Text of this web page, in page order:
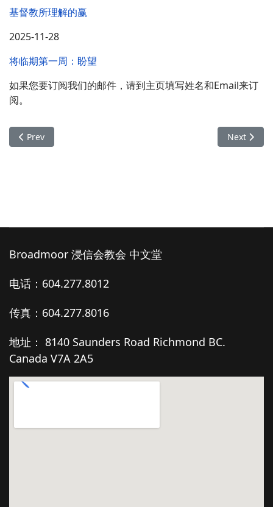
基督教所理解的赢
2025-11-28
将临期第一周：盼望
如果您要订阅我们的邮件，请到主页填写姓名和Email来订
阅。
Previous article: 12月份邮件列表
Prev Next
Next
Broadmoor 浸信会教会 中文堂
电话：604.277.8012
传真：604.277.8016
地址： 8140 Saunders Road Richmond BC.
Canada V7A 2A5